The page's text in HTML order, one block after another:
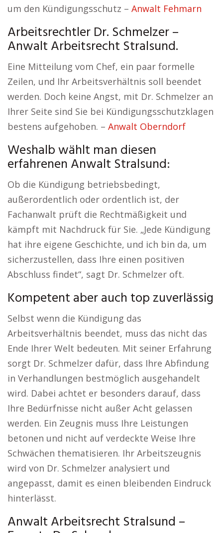
um den Kündigungsschutz – Anwalt Fehmarn
Arbeitsrechtler Dr. Schmelzer –
Anwalt Arbeitsrecht Stralsund.
Eine Mitteilung vom Chef, ein paar formelle
Zeilen, und Ihr Arbeitsverhältnis soll beendet
werden. Doch keine Angst, mit Dr. Schmelzer an
Ihrer Seite sind Sie bei Kündigungsschutzklagen
bestens aufgehoben. – Anwalt Oberndorf
Weshalb wählt man diesen
erfahrenen Anwalt Stralsund:
Ob die Kündigung betriebsbedingt,
außerordentlich oder ordentlich ist, der
Fachanwalt prüft die Rechtmäßigkeit und
kämpft mit Nachdruck für Sie. „Jede Kündigung
hat ihre eigene Geschichte, und ich bin da, um
sicherzustellen, dass Ihre einen positiven
Abschluss findet“, sagt Dr. Schmelzer oft.
Kompetent aber auch top zuverlässig
Selbst wenn die Kündigung das
Arbeitsverhältnis beendet, muss das nicht das
Ende Ihrer Welt bedeuten. Mit seiner Erfahrung
sorgt Dr. Schmelzer dafür, dass Ihre Abfindung
in Verhandlungen bestmöglich ausgehandelt
wird. Dabei achtet er besonders darauf, dass
Ihre Bedürfnisse nicht außer Acht gelassen
werden. Ein Zeugnis muss Ihre Leistungen
betonen und nicht auf verdeckte Weise Ihre
Schwächen thematisieren. Ihr Arbeitszeugnis
wird von Dr. Schmelzer analysiert und
angepasst, damit es einen bleibenden Eindruck
hinterlässt.
Anwalt Arbeitsrecht Stralsund –